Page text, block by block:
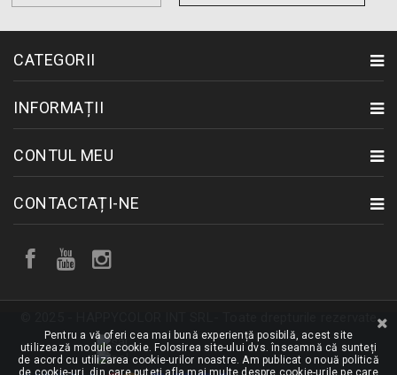
CATEGORII
INFORMAȚII
CONTUL MEU
CONTACTAȚI-NE
Pentru a vă oferi cea mai bună experiență posibilă, acest site
utilizează module cookie. Folosirea site-ului dvs. înseamnă că sunteți
de acord cu utilizarea cookie-urilor noastre. Am publicat o nouă politică
de cookie-uri, din care puteți afla mai multe despre cookie-urile pe care